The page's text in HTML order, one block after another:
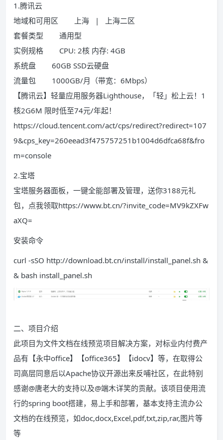
1.腾讯云
地域和可用区 上海 | 上海二区
套餐类型 通用型
实例规格 CPU: 2核 内存: 4GB
系统盘 60GB SSD云硬盘
流量包 1000GB/月（带宽：6Mbps）
【腾讯云】轻量应用服务器Lighthouse，「轻」松上云！1
核2G6M 限时低至74元/年起！
https://cloud.tencent.com/act/cps/redirect?redirect=107
9&cps_key=260eead3f475757251b1004d6dfca68f&fro
m=console
2.宝塔
宝塔服务器面板，一键全能部署及管理，送你3188元礼
包，点我领取https://www.bt.cn/?invite_code=MV9kZXFw
aXQ=
安装命令
curl -sSO http://download.bt.cn/install/install_panel.sh &
& bash install_panel.sh
二、项目介绍
此项目为文件文档在线预览项目解决方案，对标业内付费产
品有【永中office】【office365】【idocv】等，在取得公
司高层同意后以Apache协议开源出来反哺社区，在此特别
感谢@唐老大的支持以及@端木详笑的贡献。该项目使用流
行的spring boot搭建，易上手和部署，基本支持主流办公
文档的在线预览，如doc,docx,Excel,pdf,txt,zip,rar,图片等
等